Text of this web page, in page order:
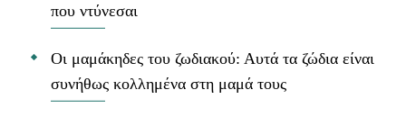
που ντύνεσαι
Οι μαμάκηδες του ζωδιακού: Αυτά τα ζώδια είναι
συνήθως κολλημένα στη μαμά τους